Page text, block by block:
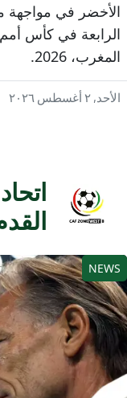
في مواجهة
في كأس أمم
2026.
٢ أغسطس ٢٠٢٦